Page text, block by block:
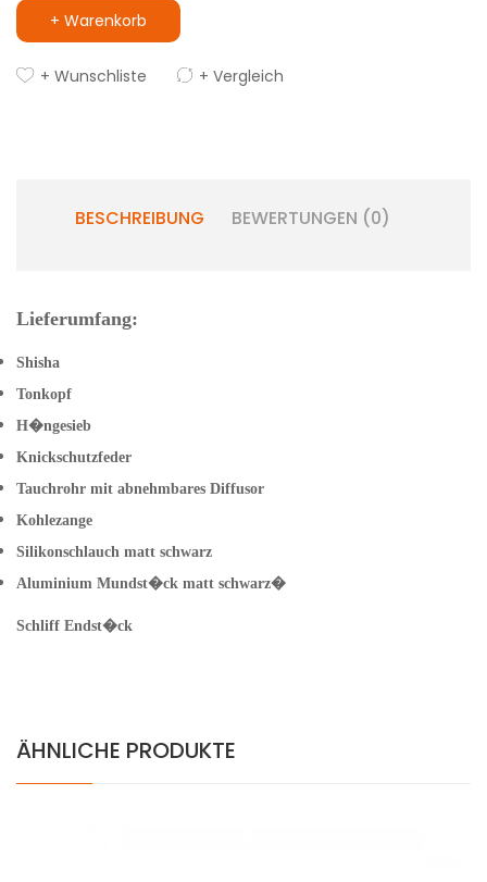
+ Warenkorb
+ Wunschliste + Vergleich
BESCHREIBUNG BEWERTUNGEN (0)
Lieferumfang:
Shisha
Tonkopf
H�ngesieb
Knickschutzfeder
Tauchrohr mit abnehmbares Diffusor
Kohlezange
Silikonschlauch matt schwarz
Aluminium Mundst�ck matt schwarz�
Schliff Endst�ck
ÄHNLICHE PRODUKTE